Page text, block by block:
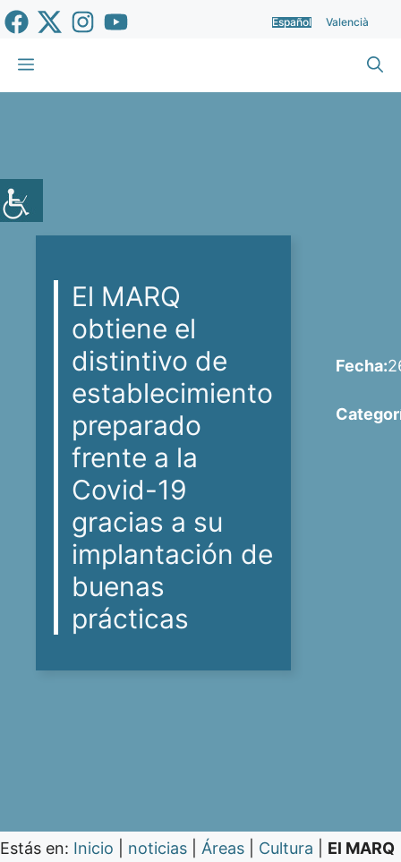
Saltar
al
contenido
Español Valencià
Menú
El MARQ
obtiene el
distintivo de
establecimiento
preparado
frente a la
Covid-19
gracias a su
implantación de
buenas
prácticas
Fecha:
Estás en: Inicio noticias Áreas Cultura
El MARQ